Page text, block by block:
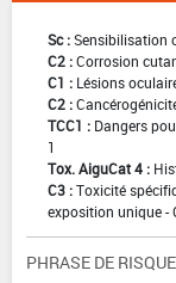
Sc :Sensibilisation
C2 :Corrosion
C1 : Lésions
C2 :
TCC1 : Dangers
1
Tox. AiguCat 4 :
C3 :Toxicité
exposition unique -
PHRASE DE RISQUE